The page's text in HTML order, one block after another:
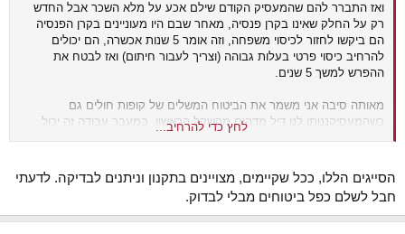
ואז התברר להם שהמעסיק הקודם שילם אכע על מלא השכר אבל החדש
רק על החלק שאינו בקרן פנסיה, מאחר שבם היו מעוניינים בקרן הפנסיה
הם ביקשו לחזור לכיסוי משפחה, וזה אומר 5 שנות אכשרה, הם יכולים
להרחיב כיסוי פרטי בעלות גבוהה (וצריך לעבור חיתום) ואז לבטח את
ההפרש למשך 5 שנים.
מאותה סיבה אני משמר את הביטוח המשלים של קופות חולים גם
כשהמעסיקננותן לנו דיל מדהים.מהשקל הראשון, במעבר עבודה זה יכול
לחץ כדי להרחיב...
הסייגים הללו, ככל שקיימים, מצויינים בתקנון וניתנים לבדיקה. לדעתי
חבל לשלם כפל ביטוחים מבלי לבדוק.